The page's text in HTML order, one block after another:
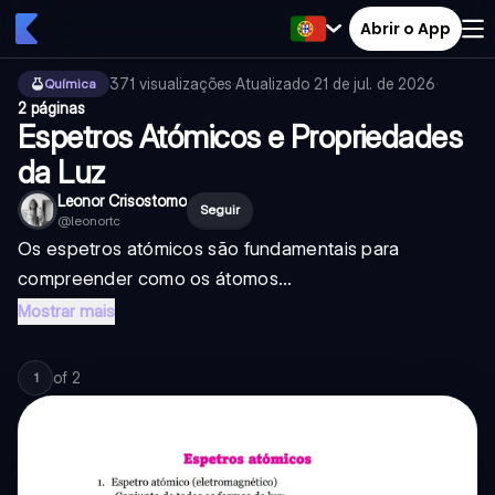
Abrir o App
Química 371 visualizações·Atualizado 21 de jul. de 2026·
2 páginas
Espetros Atómicos e Propriedades
da Luz
Leonor Crisostomo
@leonortc
Seguir
Os espetros atómicos são fundamentais para
compreender como os átomos...
Mostrar mais
1 of 2